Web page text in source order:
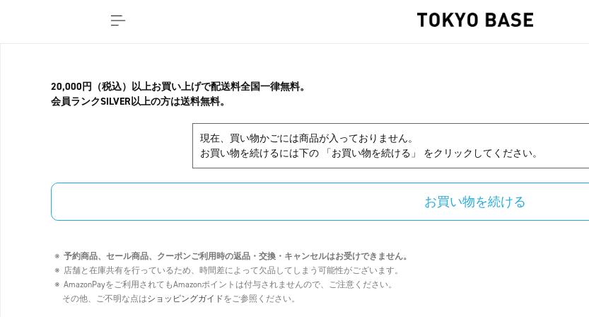
20,000円（税込）以上お買い上げで配送料全国一律無料。
会員ランクSILVER以上の方は送料無料。
現在、買い物かごには商品が入っておりません。
お買い物を続けるには下の 「お買い物を続ける」 をクリックしてください。
予約商品、セール商品、クーポンご利用時の返品・交換・キャンセルはお受けできません。
店舗と在庫共有を行っているため、時間差によって欠品してしまう可能性がございます。
AmazonPayをご利用されてもAmazonポイントは付与されませんので、ご注意ください。
その他、ご不明な点はショッピングガイドをご参照ください。